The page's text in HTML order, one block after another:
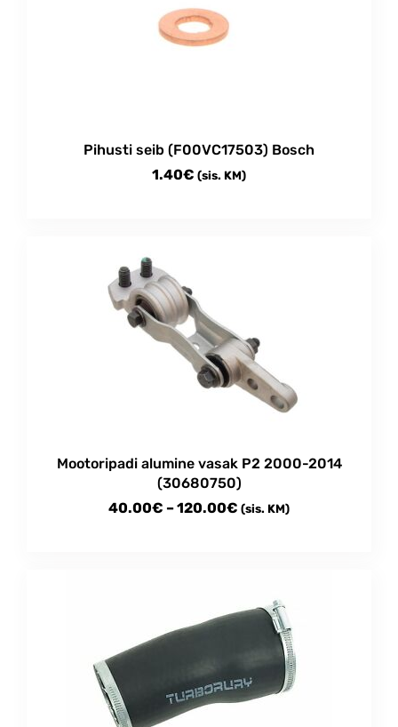
Pihusti seib (F00VC17503) Bosch
1.40€ (sis. KM)
Mootoripadi alumine vasak P2 2000-2014
(30680750)
40.00€ –120.00€ Price
120.00€
(sis. KM)